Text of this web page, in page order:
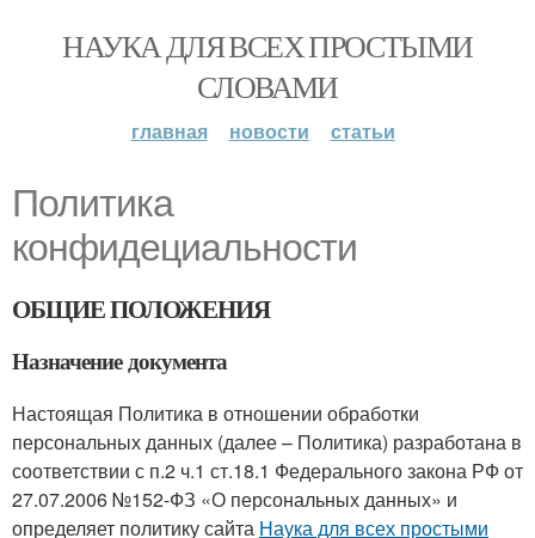
НАУКА ДЛЯ ВСЕХ ПРОСТЫМИ
СЛОВАМИ
главная новости статьи
Политика
конфидециальности
ОБЩИЕ ПОЛОЖЕНИЯ
Назначение документа
Настоящая Политика в отношении обработки
персональных данных (далее – Политика) разработана в
соответствии с п.2 ч.1 ст.18.1 Федерального закона РФ от
27.07.2006 №152-ФЗ «О персональных данных» и
определяет политику сайта Наука для всех простыми